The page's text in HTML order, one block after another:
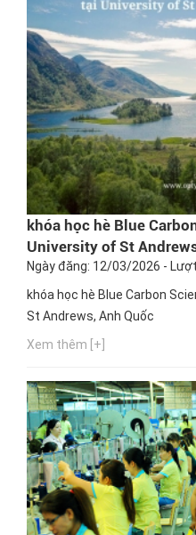
khóa học hè Blue
University of St
Ngày đăng: 12/03/2026 -
khóa học hè Blue Carbon
St Andrews, Anh Quốc
Xem thêm [+]